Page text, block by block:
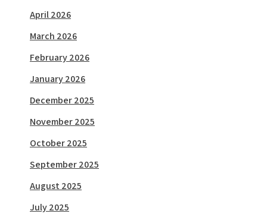
April 2026
March 2026
February 2026
January 2026
December 2025
November 2025
October 2025
September 2025
August 2025
July 2025